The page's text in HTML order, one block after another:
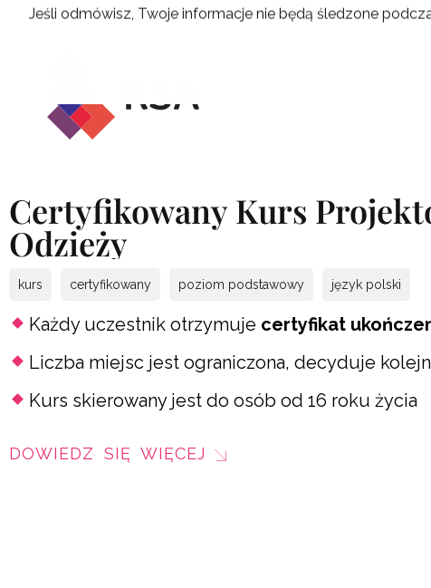
Jeśli odmówisz, Twoje informacje nie będą śledzone
Przejdź
Certyfikowany Kurs
Odzieży
kurs certyfikowany poziom podstawowy język polski
Każdy uczestnik otrzymuje certyfikat
Liczba miejsc jest ograniczona, decyduje
Kurs skierowany jest do osób od 16 roku życia
DOWIEDZ SIĘ WIĘCEJ